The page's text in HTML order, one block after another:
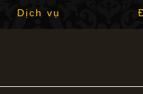
Dịch vụ